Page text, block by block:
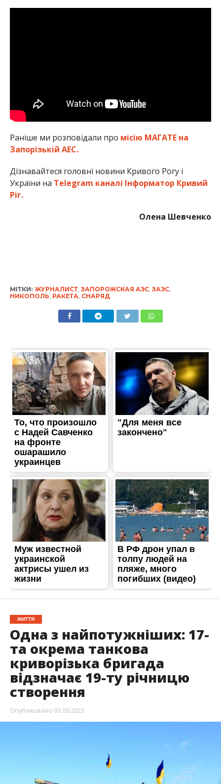
Раніше ми розповідали про місію МАГАТЕ на
Запорізькій АЕС.
Дізнавайтеся головні новини Кривого Рогу і
України на Telegram каналі Інформатор Кривий
Ріг.
Олена Шевченко
МІТКИ: ЖУРНАЛИСТ, ЗАПОРОЖСКАЯ АЭС, ЗАЭС,
НИКОПОЛЬ, РАКЕТА, СНАРЯД
ЖИТТЯ
Одна з найпотужніших: 17-
та окрема танкова
криворізька бригада
відзначає 19-ту річницю
створення
Опубліковано 03.09.2022